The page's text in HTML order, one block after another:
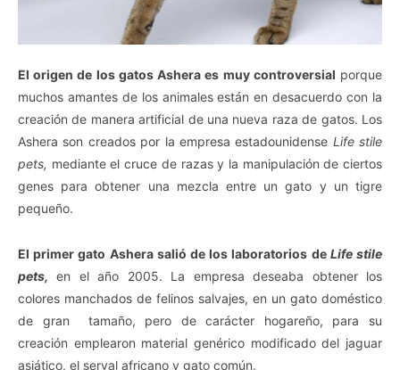
El origen de los gatos Ashera es muy controversial porque
muchos amantes de los animales están en desacuerdo con la
creación de manera artificial de una nueva raza de gatos. Los
Ashera son creados por la empresa estadounidense Life stile
pets, mediante el cruce de razas y la manipulación de ciertos
genes para obtener una mezcla entre un gato y un tigre
pequeño.
El primer gato Ashera salió de los laboratorios de Life stile
pets,
en el año 2005. La empresa deseaba obtener los
colores manchados de felinos salvajes, en un gato doméstico
de gran tamaño, pero de carácter hogareño, para su
creación emplearon material genérico modificado del jaguar
asiático, el serval africano y gato común.